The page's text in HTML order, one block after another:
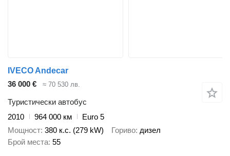
IVECO Andecar
36 000 €
≈ 70 530 лв.
Туристически автобус
2010
964 000 км
Euro 5
Мощност 380 к.с. (279 kW) Гориво дизел
Брой места 55